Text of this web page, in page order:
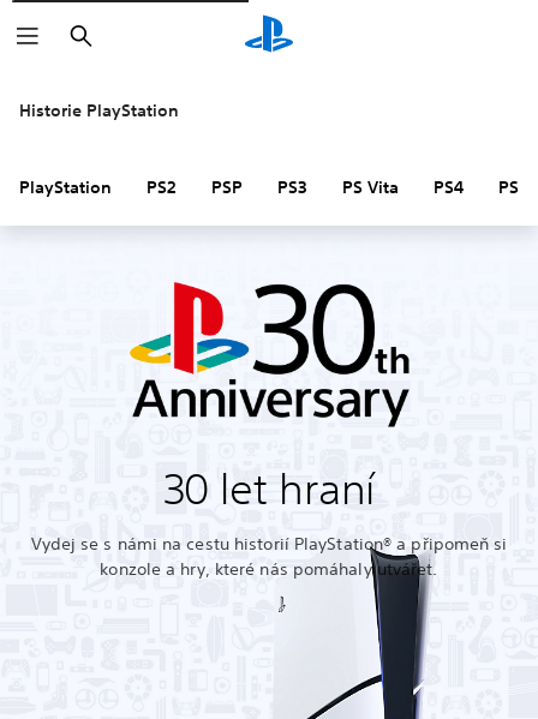
Vyhledat
Historie PlayStation
PlayStation PS2 PSP PS3 PS Vita PS4 PS
30 let hraní
Vydej se s námi na cestu historií PlayStation® a připomeň si
konzole a hry, které nás pomáhaly utvářet.